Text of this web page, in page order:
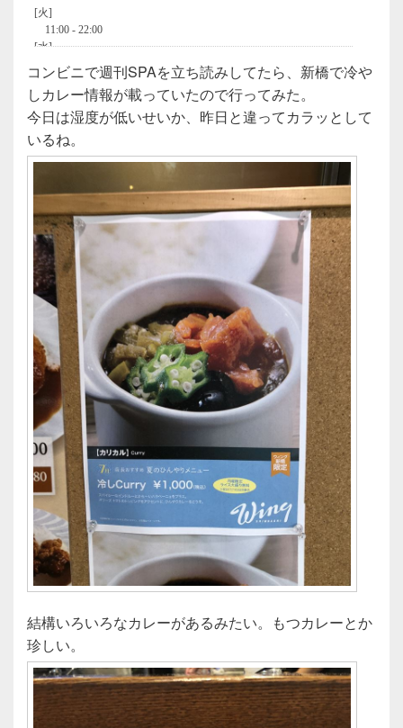
コンビニで週刊SPAを立ち読みしてたら、新橋で冷や
しカレー情報が載っていたので行ってみた。
今日は湿度が低いせいか、昨日と違ってカラッとして
いるね。
結構いろいろなカレーがあるみたい。もつカレーとか
珍しい。